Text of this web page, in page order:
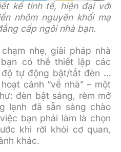
kế tinh tế, hiện đại với
nhôm nguyên khối mạ
cấp ngôi nhà bạn.
nhẹ, giải pháp nhà
có thể thiết lập các
tự động bật/tắt đèn …
cảnh “về nhà” – một
đèn bật sáng, rèm mở
lạnh đã sẵn sàng chào
bạn phải làm là chọn
khi rời khỏi cơ quan,
khác.